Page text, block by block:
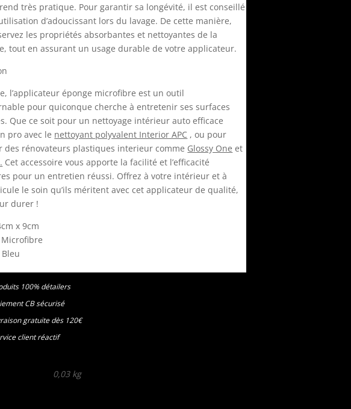
très pratique. Pour garantir sa longévité, il est conseillé
d’adoucissant lors du lavage. De cette manière,
les propriétés absorbantes et nettoyantes de la
tout en assurant un usage durable de votre applicateur.
l’applicateur éponge microfibre est un outil
pour quiconque cherche à entretenir ses surfaces
Que ce soit pour un nettoyage intérieur auto efficace
pro avec le nettoyant polyvalent Interior APC , ou pour
des rénovateurs plastiques interieur comme Glossy One et
Cet accessoire vous apporte la facilité et l’efficacité
pour un entretien réussi. Offrez à votre intérieur et à
le soin qu’ils méritent avec cet applicateur de qualité,
durer !
x 9cm
100% détailers
CB sécurisé
gratuite dès 120€
client réactif
0,03 kg